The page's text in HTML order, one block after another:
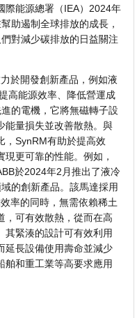
際能源總署（IEA）2024年
助遏制全球排放的成長，
對減少碳排放的日益關注
於開發創新產品，例如液
高能源效率、降低營運成
的電機，它將無磁轉子設
能量損失並改善散熱。與
，SynRM有助於提高效
更可靠的性能。例如，
於2024年2月推出了液冷
的創新產品。該馬達採用
率的同時，無需依賴稀土
，可有效散熱，從而在高
其緊湊的設計可有效利用
延長設備使用壽命並減少
舶和重工業等高要求應用